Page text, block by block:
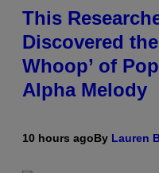
This
Discovered
Whoop’ of
Alpha Melody
10 hours agoBy Lauren